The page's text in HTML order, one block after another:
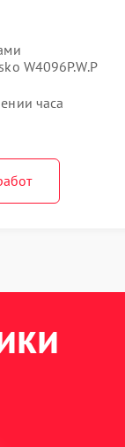
W4096P.W.P
часа